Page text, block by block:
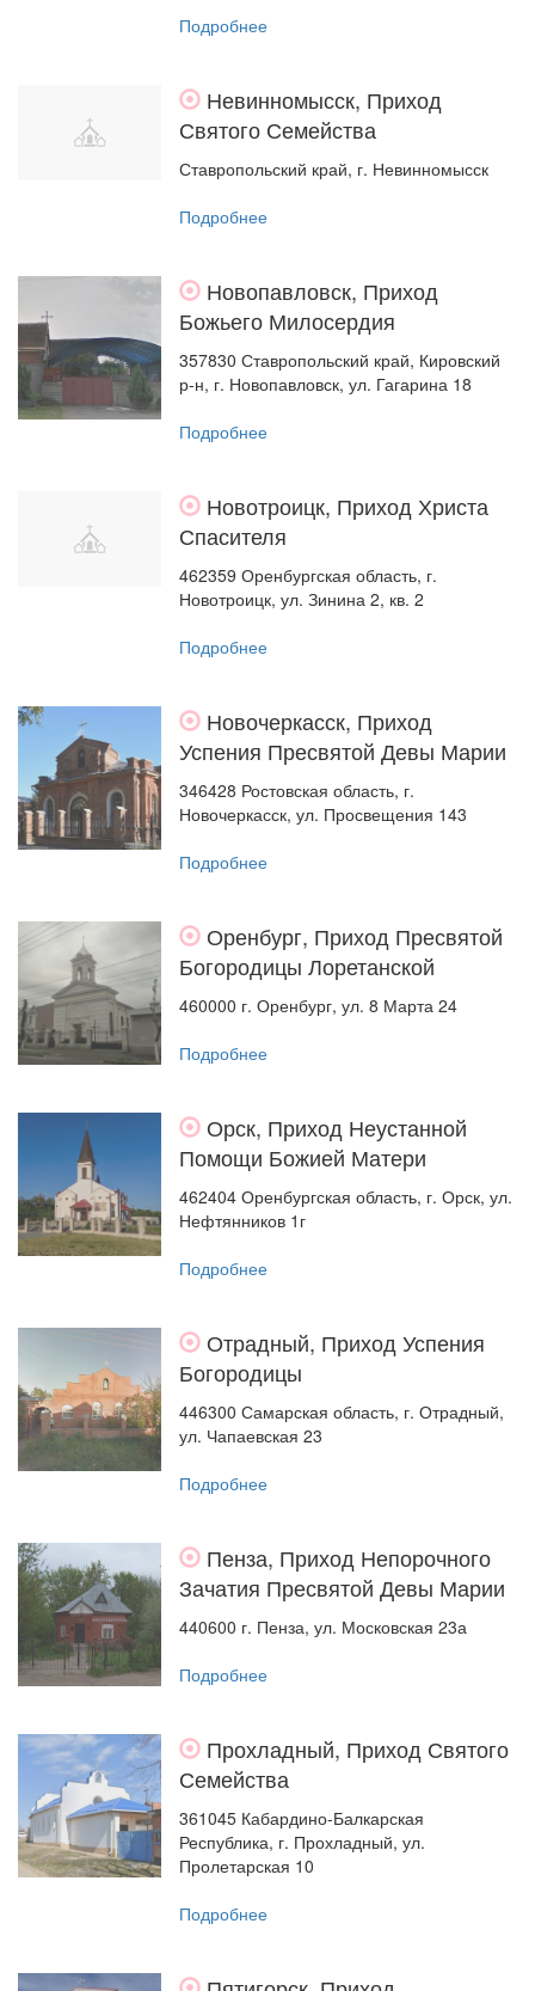
Подробнее
Невинномысск, Приход
Святого Семейства
Ставропольский край, г. Невинномысск
Подробнее
Новопавловск, Приход
Божьего Милосердия
357830 Ставропольский край, Кировский
р-н, г. Новопавловск, ул. Гагарина 18
Подробнее
Новотроицк, Приход Христа
Спасителя
462359 Оренбургская область, г.
Новотроицк, ул. Зинина 2, кв. 2
Подробнее
Новочеркасск, Приход
Успения Пресвятой Девы Марии
346428 Ростовская область, г.
Новочеркасск, ул. Просвещения 143
Подробнее
Оренбург, Приход Пресвятой
Богородицы Лоретанской
460000 г. Оренбург, ул. 8 Марта 24
Подробнее
Орск, Приход Неустанной
Помощи Божией Матери
462404 Оренбургская область, г. Орск, ул.
Нефтянников 1г
Подробнее
Отрадный, Приход Успения
Богородицы
446300 Самарская область, г. Отрадный,
ул. Чапаевская 23
Подробнее
Пенза, Приход Непорочного
Зачатия Пресвятой Девы Марии
440600 г. Пенза, ул. Московская 23а
Подробнее
Прохладный, Приход Святого
Семейства
361045 Кабардино-Балкарская
Республика, г. Прохладный, ул.
Пролетарская 10
Подробнее